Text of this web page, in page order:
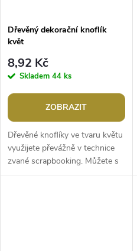
Dřevěný dekorační knoflík
květ
8,92 Kč
Skladem 44 ks
ZOBRAZIT
Dřevěné knoflíky ve tvaru květu
využijete převážně v technice
zvané scrapbooking. Můžete s
nimi ozdobit rámečky, přáníčka,